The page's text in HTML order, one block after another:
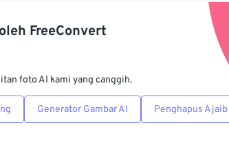
oleh FreeConvert
foto AI kami yang canggih.
Generator Gambar AI Penghapus Ajaib